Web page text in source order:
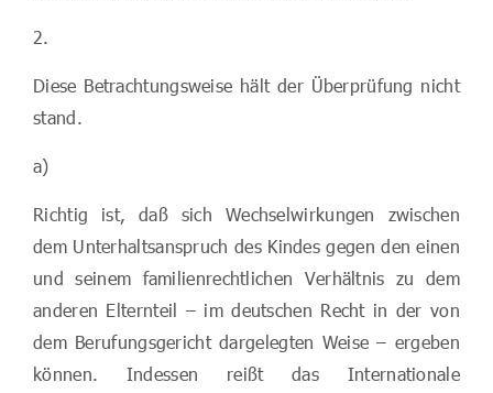
2.
Diese Betrachtungsweise hält der Überprüfung nicht
stand.
a)
Richtig ist, daß sich Wechselwirkungen zwischen
dem Unterhaltsanspruch des Kindes gegen den einen
und seinem familienrechtlichen Verhältnis zu dem
anderen Elternteil – im deutschen Recht in der von
dem Berufungsgericht dargelegten Weise – ergeben
können. Indessen reißt das Internationale